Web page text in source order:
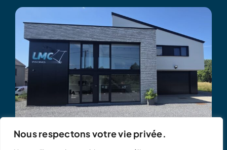
Nous respectons votre vie privée.